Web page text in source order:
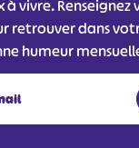
vivre. Renseignez
retrouver dans
humeur